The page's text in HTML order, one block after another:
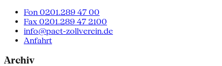
Fon 0201.289 47 00
Fax 0201.289 47 2100
info@pact-zollverein.de
Anfahrt
Archiv